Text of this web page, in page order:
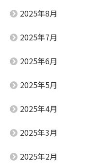
2025年8月
2025年7月
2025年6月
2025年5月
2025年4月
2025年3月
2025年2月